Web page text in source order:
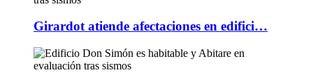
Girardot atiende afectaciones en edifici…